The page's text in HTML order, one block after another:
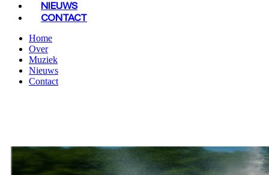
NIEUWS
CONTACT
Home
Over
Muziek
Nieuws
Contact